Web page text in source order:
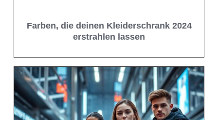
Farben, die deinen Kleiderschrank 2024
erstrahlen lassen